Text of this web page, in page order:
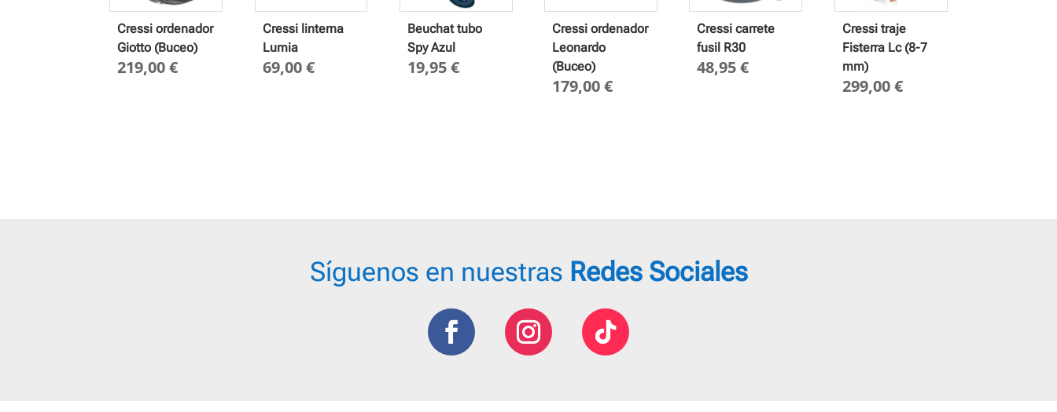
Cressi ordenador
Giotto (Buceo)
219,00€
Cressi linterna
Lumia
69,00€
Beuchat tubo
Spy Azul
19,95€
Cressi ordenador
Leonardo
(Buceo)
179,00€
Cressi carrete
fusil R30
48,95€
Cressi traje
Fisterra Lc (8-7
mm)
299,00€
Síguenos en nuestras Redes Sociales